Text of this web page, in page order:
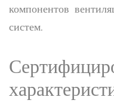
компонентов
систем.